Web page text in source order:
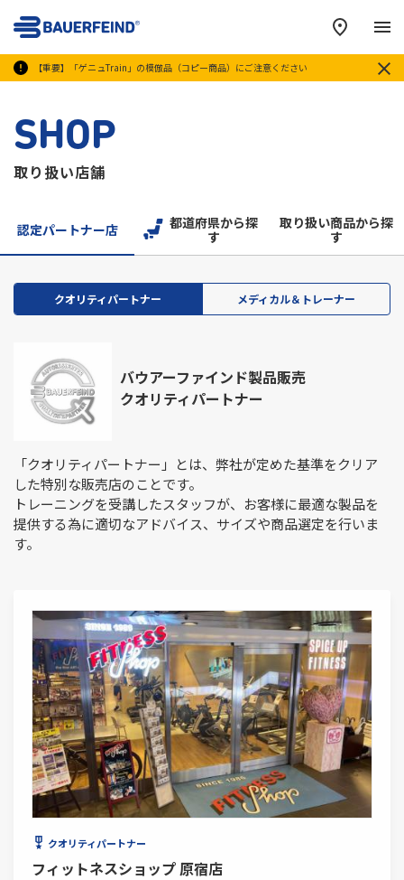
【重要】「ゲニュTrain」の模倣品（コピー商品）にご注意ください
メ
SHOP
取り扱い店舗
認定パートナー店
都道府県から探
す
取り扱い商品から探
す
クオリティパートナー メディカル＆トレーナー
バウアーファインド製品販売
クオリティパートナー
「クオリティパートナー」とは、弊社が定めた基準をクリア
した特別な販売店のことです。
トレーニングを受講したスタッフが、お客様に最適な製品を
提供する為に適切なアドバイス、サイズや商品選定を行いま
す。
クオリティパートナー
フィットネスショップ 原宿店